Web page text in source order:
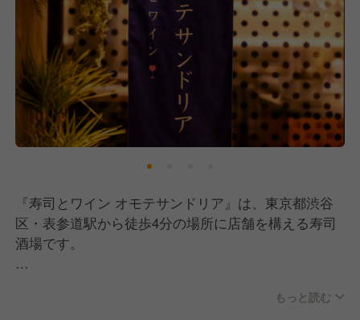
『寿司とワイン オモテサンドリア』は、東京都渋谷
区・表参道駅から徒歩4分の場所に店舗を構える寿司
酒場です。
的な握り寿司からオリジナルのアレンジ寿司、創作お
もっと読む